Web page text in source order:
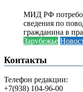
МИД РФ
сведения по
гражданина в
Зарубежье
Контакты
Телефон редакции:
+7(938) 104-96-00